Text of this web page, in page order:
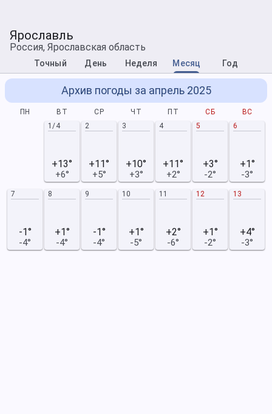
Ярославль
Россия, Ярославская область
Точный День Неделя Месяц Год
Архив погоды за апрель 2025
ПН ВТ СР ЧТ ПТ СБ
ВС
1/4
+13°
+6°
2
+11°
+5°
3
+10°
+3°
4
+11°
+2°
5
+3°
-2°
6
+1°
-3°
7
-1°
-4°
8
+1°
-4°
9
-1°
-4°
10
+1°
-5°
11
+2°
-6°
12
+1°
-2°
13
+4°
-3°